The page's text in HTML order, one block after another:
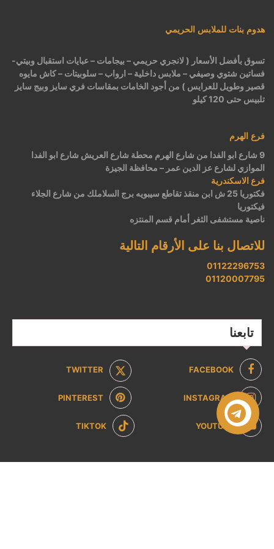
هدوم بنات للملابس الحريمي
تسوق بأفضل الأسعار ( لانجري حريمي – بيجامات – عبايات استقبال وبيتي-
فساتين شتوي وصيفي – ملابس داخلية – ارواب – سلوبيتات – كاش مايوه
قصير وطويل للعرايس ) من أجود الخامات بمقاسات فري سايز وبيج سايز
تلبيس حتى 120 كيلو
فرع الهرم
9 شارع ابو الفدا من شارع الهرم محطة شارع العريش شارع ابو الفدا
الموازي لشارع عز الدين عمر – محافظة الجيزة
فرع الاسكندرية
فكتوريا 25 ش ابن منقذ تقاطع سيبويه برج السلاملك من شارع الجلاء
فيكتوريا
ناصية مستشفى الثغر أمام قسم المنتزه
للاتصال بنا على الأرقام التالية
01122296753
01120007795
تابعنا
FACEBOOK
TWITTER
INSTAGRAM
PINTEREST
YOUTUBE
TIKTOK